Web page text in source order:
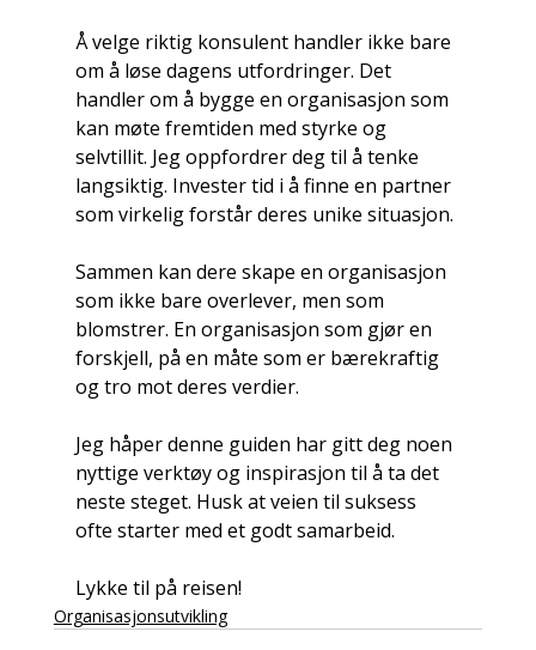
Å velge riktig konsulent handler ikke bare
om å løse dagens utfordringer. Det
handler om å bygge en organisasjon som
kan møte fremtiden med styrke og
selvtillit. Jeg oppfordrer deg til å tenke
langsiktig. Invester tid i å finne en partner
som virkelig forstår deres unike situasjon.
Sammen kan dere skape en organisasjon
som ikke bare overlever, men som
blomstrer. En organisasjon som gjør en
forskjell, på en måte som er bærekraftig
og tro mot deres verdier.
Jeg håper denne guiden har gitt deg noen
nyttige verktøy og inspirasjon til å ta det
neste steget. Husk at veien til suksess
ofte starter med et godt samarbeid.
Lykke til på reisen!
Organisasjonsutvikling